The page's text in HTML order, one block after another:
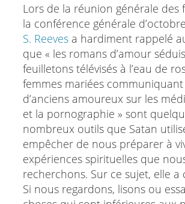
Lors de la réunion générale des
la conférence générale
S. Reevesa hardiment rappelé
que « les romans d’amour
feuilletons télévisés à l’eau de
femmes mariées communiquant
d’anciens amoureux sur les
et la pornographie » sont
nombreux outils que Satan
empêcher de nous préparer à
expériences spirituelles que
recherchons. Sur ce sujet, elle a
Si nous regardons, lisons ou